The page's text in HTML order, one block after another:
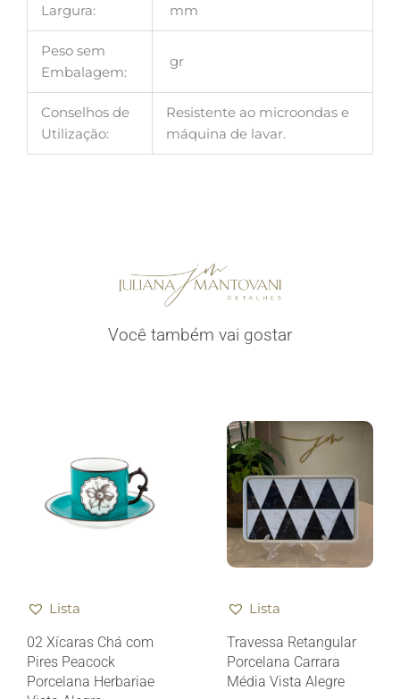
Largura: mm
Peso sem
Embalagem:
gr
Conselhos de
Utilização:
Resistente ao microondas e
máquina de lavar.
Você também vai gostar
Lista
02 Xícaras Chá com
Pires Peacock
Porcelana Herbariae
Lista
Travessa Retangular
Porcelana Carrara
Média Vista Alegre